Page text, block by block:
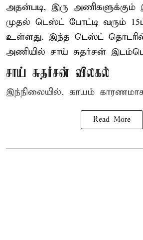
அதன்படி, இரு
முதல் டெஸ்ட் போட்டி வரும்
உள்ளது. இந்த டெஸ்ட்
அணியில் சாய் சுதர்சன்
சாய் சுதர்சன் விலகல்
இந்நிலையில், காயம்
Read More